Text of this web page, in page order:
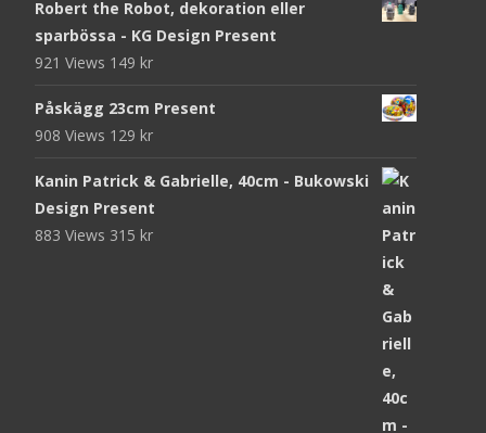
Robert the Robot, dekoration eller
sparbössa - KG Design Present
921 Views 149 kr
Påskägg 23cm Present
908 Views 129 kr
Kanin Patrick & Gabrielle, 40cm - Bukowski
Design Present
883 Views 315 kr